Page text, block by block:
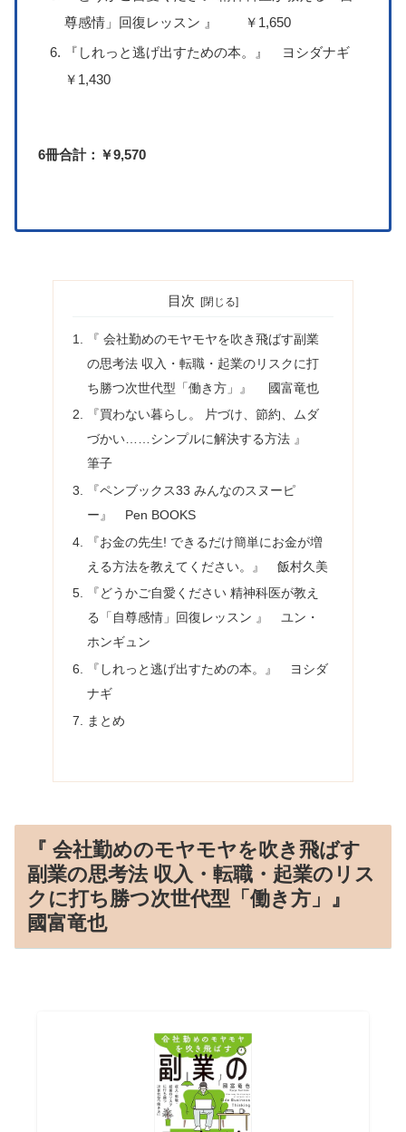
尊感情」回復レッスン 』 ￥1,650
『しれっと逃げ出すための本。』 ヨシダナギ
￥1,430
6冊合計：￥9,570
目次
『 会社勤めのモヤモヤを吹き飛ばす副業
の思考法 収入・転職・起業のリスクに打
ち勝つ次世代型「働き方」』 國富竜也
『買わない暮らし。 片づけ、節約、ムダ
づかい……シンプルに解決する方法 』
筆子
『ペンブックス33 みんなのスヌーピ
ー』 Pen BOOKS
『お金の先生! できるだけ簡単にお金が増
える方法を教えてください。』 飯村久美
『どうかご自愛ください 精神科医が教え
る「自尊感情」回復レッスン 』 ユン・
ホンギュン
『しれっと逃げ出すための本。』 ヨシダ
ナギ
まとめ
『 会社勤めのモヤモヤを吹き飛ばす
副業の思考法 収入・転職・起業のリス
クに打ち勝つ次世代型「働き方」』
國富竜也